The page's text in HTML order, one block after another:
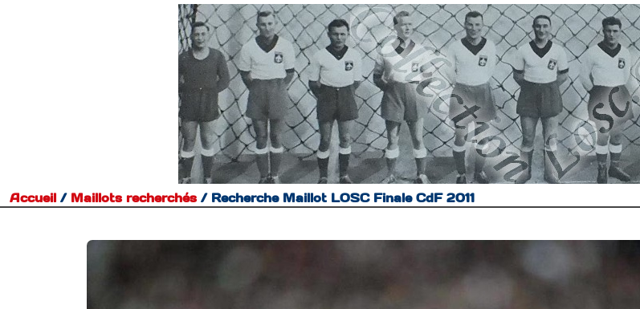
Accueil / Maillots recherchés/ Recherche Maillot LOSC Finale CdF 2011